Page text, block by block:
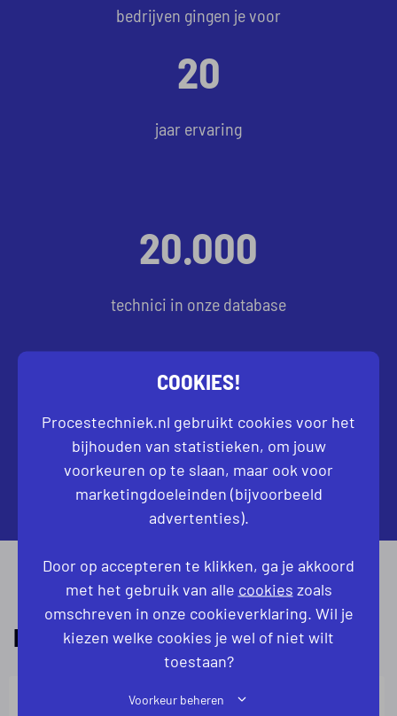
bedrijven gingen je voor
20
jaar ervaring
20.000
technici in onze database
15.000
LinkedIn
connecties
DEZE BEDRIJVEN GINGEN JE VOOR
COOKIES!
Procestechniek.nl gebruikt cookies voor het
bijhouden van statistieken, om jouw
voorkeuren op te slaan, maar ook voor
marketingdoeleinden (bijvoorbeeld
advertenties).
Door op accepteren te klikken, ga je akkoord
met het gebruik van alle cookies zoals
omschreven in onze cookieverklaring. Wil je
kiezen welke cookies je wel of niet wilt
toestaan?
Voorkeur beheren